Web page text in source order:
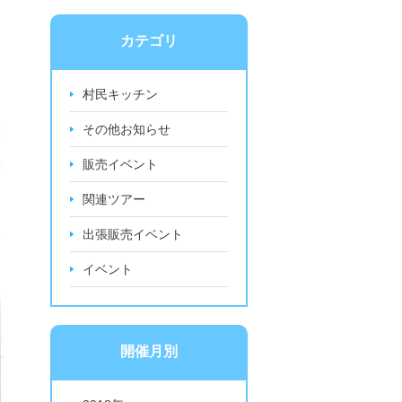
カテゴリ
村民キッチン
その他お知らせ
販売イベント
関連ツアー
出張販売イベント
イベント
開催月別